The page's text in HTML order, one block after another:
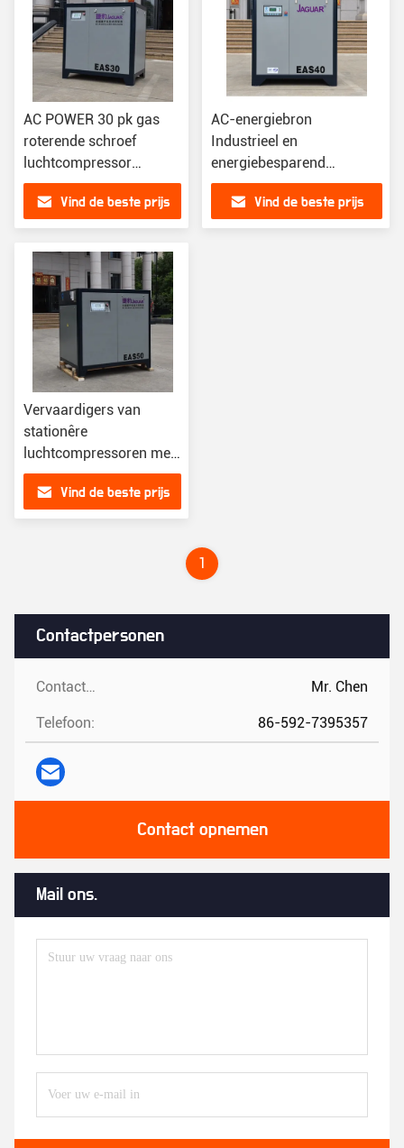
Contactpersonen
Contactpersonen: Mr. Chen
Telefoon: 86-592-7395357
Contact opnemen
Mail ons.
AC POWER 30 pk gas
roterende schroef
luchtcompressor
gesmeerd voor een
soepele werking
Vind de beste prijs
AC-energiebron
Industrieel en
energiebesparend
gesmeerd roterend
schroeftype
luchtcompressoren
Vind de beste prijs
Vervaardigers van
stationêre
luchtcompressoren met
een capaciteit van 6,1
m3/minVind de beste prijs
1